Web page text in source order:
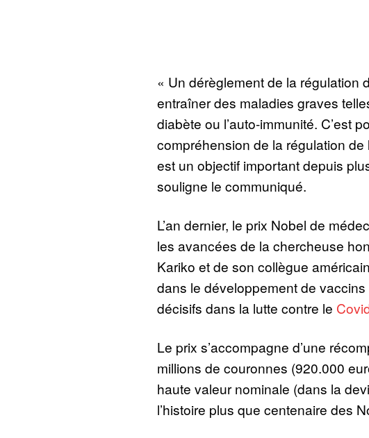
« Un dérèglement de la régulation
entraîner des maladies graves
diabète ou l’auto-immunité. C’est
compréhension de la régulation de
est un objectif important depuis
souligne le communiqué.
L’an dernier, le prix Nobel de
les avancées de la chercheuse
Kariko et de son collègue
dans le développement de
décisifs dans la lutte contre le
Le prix s’accompagne d’une
millions de couronnes (920.000
haute valeur nominale (dans la
l’histoire plus que centenaire des